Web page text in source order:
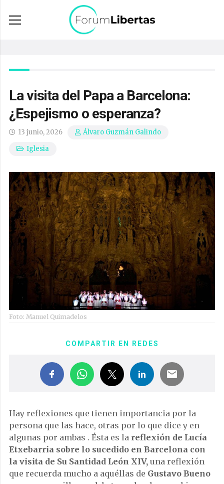
La visita del Papa a Barcelona:
¿Espejismo o esperanza?
13 junio, 2026
Álvaro Guzmán Galindo
Iglesia
Foto: Manuel Quimadelos
COMPARTIR EN REDES
Hay reflexiones que tienen importancia por la
persona que las hace, otras por lo que dice y en
algunas por ambas . Ésta es la reflexión de Lucía
Etxebarria sobre lo sucedido en Barcelona con
la visita de Su Santidad León XIV, una reflexión
que recuerda mucho a aquéllas de Gustavo Bueno